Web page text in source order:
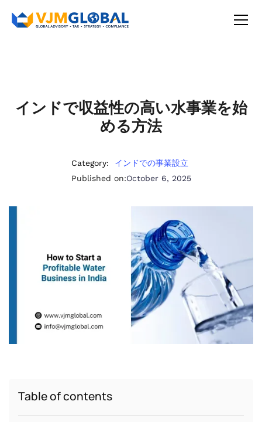
インドで収益性の高い水事業を始
める方法
Category:
インドでの事業設立
Published on:October 6, 2025
Table of contents